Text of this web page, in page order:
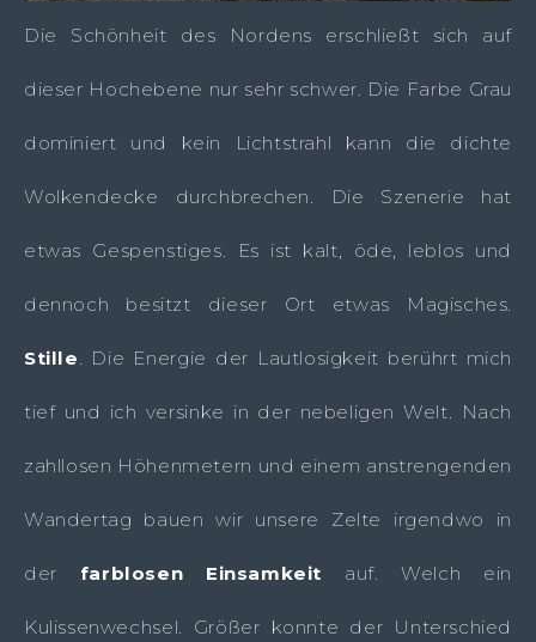
Die Schönheit des Nordens erschließt sich auf
dieser Hochebene nur sehr schwer. Die Farbe Grau
dominiert und kein Lichtstrahl kann die dichte
Wolkendecke durchbrechen. Die Szenerie hat
etwas Gespenstiges. Es ist kalt, öde, leblos und
dennoch besitzt dieser Ort etwas Magisches.
Stille . Die Energie der Lautlosigkeit berührt mich
tief und ich versinke in der nebeligen Welt. Nach
zahllosen Höhenmetern und einem anstrengenden
Wandertag bauen wir unsere Zelte irgendwo in
der farblosen Einsamkeit auf. Welch ein
Kulissenwechsel. Größer konnte der Unterschied